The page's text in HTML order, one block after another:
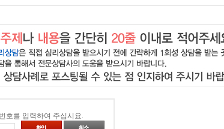
호를 입력하여 주십시요.